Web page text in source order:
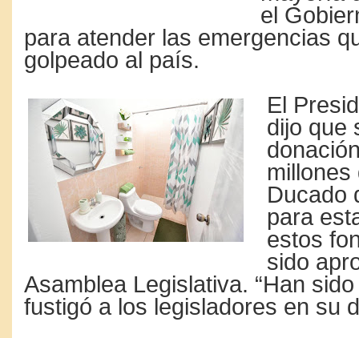
el
para atender las emergencias
golpeado al país.
El
dijo que
millones
Ducado
para
estos
sido
Asamblea Legislativa. “Han
fustigó a los legisladores en su